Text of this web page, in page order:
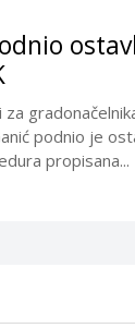
podnio je
propisana...